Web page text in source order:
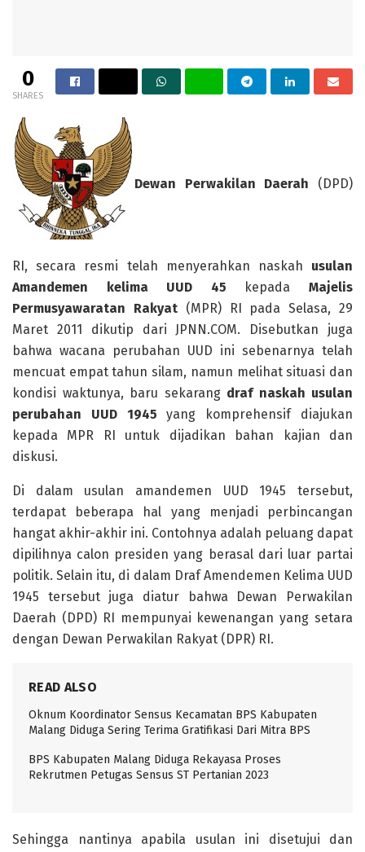
0
SHARES
Dewan Perwakilan Daerah (DPD)
RI, secara resmi telah menyerahkan naskah usulan
Amandemen kelima UUD 45 kepadaMajelis
Permusyawaratan Rakyat(MPR) RI pada Selasa, 29
Maret 2011 dikutip dari JPNN.COM. Disebutkan juga
bahwa wacana perubahan UUD ini sebenarnya telah
mencuat empat tahun silam, namun melihat situasi dan
kondisi waktunya, baru sekarang draf naskah usulan
perubahan UUD 1945 yang komprehensif diajukan
kepada MPR RI untuk dijadikan bahan kajian dan
diskusi.
Di dalam usulan amandemen UUD 1945 tersebut,
terdapat beberapa hal yang menjadi perbincangan
hangat akhir-akhir ini. Contohnya adalah peluang dapat
dipilihnya calon presiden yang berasal dari luar partai
politik. Selain itu, di dalam Draf Amendemen Kelima UUD
1945 tersebut juga diatur bahwa Dewan Perwakilan
Daerah (DPD) RI mempunyai kewenangan yang setara
dengan Dewan Perwakilan Rakyat (DPR) RI.
READ ALSO
Oknum Koordinator Sensus Kecamatan BPS Kabupaten
Malang Diduga Sering Terima Gratifikasi Dari Mitra BPS
BPS Kabupaten Malang Diduga Rekayasa Proses
Rekrutmen Petugas Sensus ST Pertanian 2023
Sehingga nantinya apabila usulan ini disetujui dan